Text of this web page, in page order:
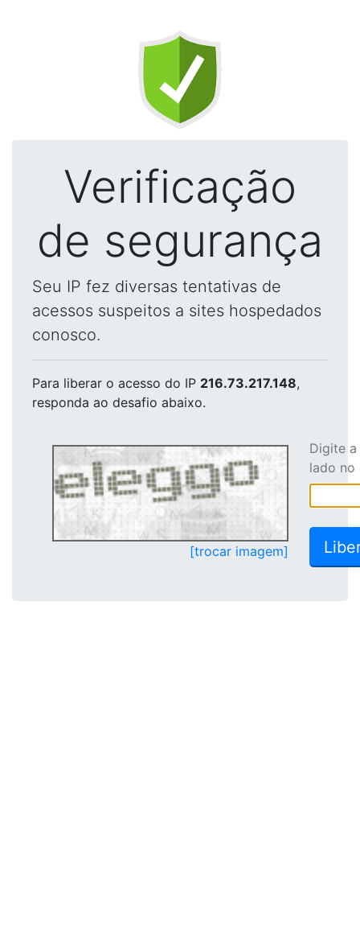
Verificação
de segurança
Seu IP fez diversas tentativas de
acessos suspeitos a sites hospedados
conosco.
Para liberar o acesso do IP 216.73.217.148,
responda ao desafio abaixo.
[trocar imagem]
Digite
lado no